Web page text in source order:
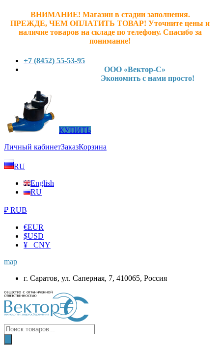
ВНИМАНИЕ! Магазин в стадии заполнения.
ПРЕЖДЕ, ЧЕМ ОПЛАТИТЬ ТОВАР! Уточните цены и
наличие товаров на складе по телефону. Спасибо за
понимание!
+7 (8452) 55-53-95
ООО «Вектор-С»
Экономить с нами просто!
КУПИТЬ
Личный кабинетЗаказКорзина
RU
English
RU
₽ RUB
€EUR
$USD
¥ CNY
map
г. Саратов, ул. Саперная, 7, 410065, Россия